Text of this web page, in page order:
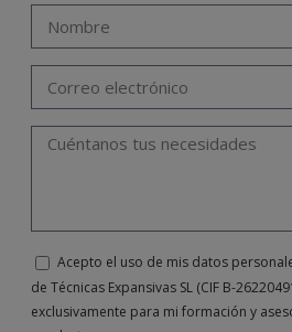
Acepto el uso de mis datos
de Técnicas Expansivas SL (CIF B-
exclusivamente para mi formación y